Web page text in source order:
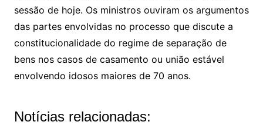
sessão de hoje. Os ministros ouviram os argumentos
das partes envolvidas no processo que discute a
constitucionalidade do regime de separação de
bens nos casos de casamento ou união estável
envolvendo idosos maiores de 70 anos.
Notícias relacionadas: